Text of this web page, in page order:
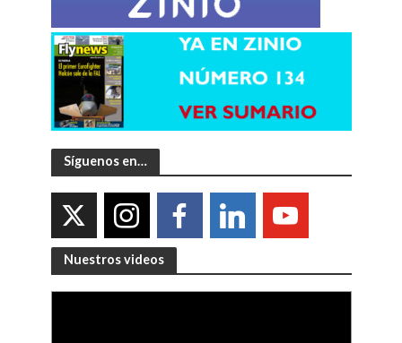
Síguenos en…
Nuestros videos